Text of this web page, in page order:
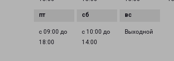
с 09:00 до
18:00
с 10:00 до
14:00
Выходной